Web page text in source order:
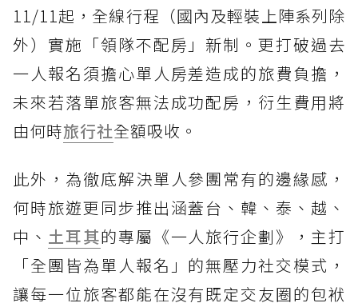
11/11起，全線行程（國內及輕裝上陣系列除
外）實施「領隊不配房」新制。更打破過去
一人報名須擔心單人房差造成的旅費負擔，
未來若落單旅客無法成功配房，衍生費用將
由何時旅行社全額吸收。
此外，為徹底解決單人參團常有的邊緣感，
何時旅遊更同步推出涵蓋台、韓、泰、越、
中、 土耳其的專屬《一人旅行企劃》，主打
「全團皆為單人報名」的無壓力社交模式，
讓每一位旅客都能在沒有既定交友圈的包袱